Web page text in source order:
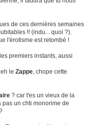
de ces dernières semaines
!! (indu... quoi ?).
l'érotisme est retombé !
premiers instants, aussi
le Zappe, chope cette
? car t'es un vieux de la
un chti monorime de